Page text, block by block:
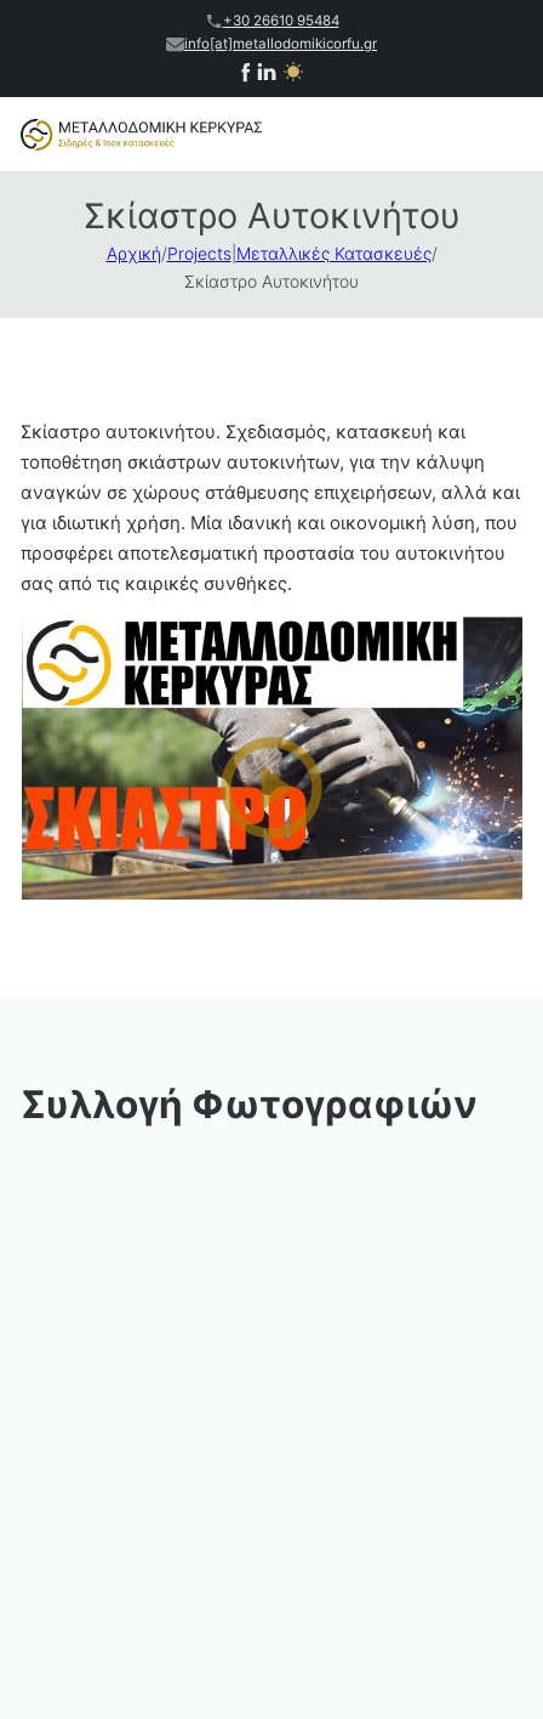
+30 26610 95484
info[at]metallodomikicorfu.gr
Σκίαστρο Αυτοκινήτου
Αρχική/Projects| Μεταλλικές Κατασκευές/
Σκίαστρο Αυτοκινήτου
Σκίαστρο αυτοκινήτου. Σχεδιασμός, κατασκευή και
τοποθέτηση σκιάστρων αυτοκινήτων, για την κάλυψη
αναγκών σε χώρους στάθμευσης επιχειρήσεων, αλλά και
για ιδιωτική χρήση. Μία ιδανική και οικονομική λύση, που
προσφέρει αποτελεσματική προστασία του αυτοκινήτου
σας από τις καιρικές συνθήκες.
Συλλογή Φωτογραφιών